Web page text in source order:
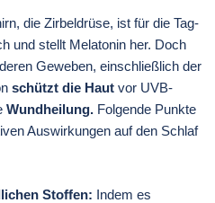
die Zirbeldrüse, ist für die Tag-
und stellt Melatonin her. Doch
Geweben, einschließlich der
schützt die Haut vor UVB-
Wundheilung. Folgende Punkte
Auswirkungen auf den Schlaf
Stoffen: Indem es